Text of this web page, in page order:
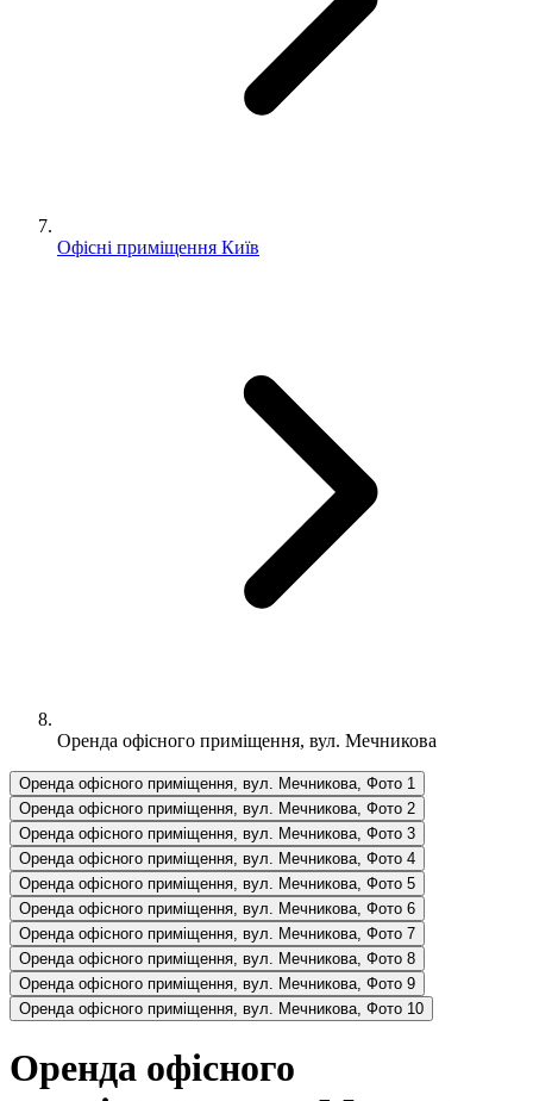
Офісні приміщення Київ
Оренда офісного приміщення, вул. Мечникова
Оренда офісного приміщення, вул. Мечникова, Фото 1
Оренда офісного приміщення, вул. Мечникова, Фото 2
Оренда офісного приміщення, вул. Мечникова, Фото 3
Оренда офісного приміщення, вул. Мечникова, Фото 4
Оренда офісного приміщення, вул. Мечникова, Фото 5
Оренда офісного приміщення, вул. Мечникова, Фото 6
Оренда офісного приміщення, вул. Мечникова, Фото 7
Оренда офісного приміщення, вул. Мечникова, Фото 8
Оренда офісного приміщення, вул. Мечникова, Фото 9
Оренда офісного приміщення, вул. Мечникова, Фото 10
Оренда офісного